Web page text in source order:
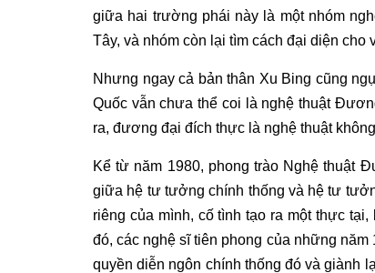
giữa hai trường phái này là một nhóm
Tây, và nhóm còn lại tìm cách đại diện cho
Nhưng ngay cả bản thân Xu Bing cũng
Quốc vẫn chưa thể coi là nghệ thuật
ra, đương đại đích thực là nghệ thuật không
Kể từ năm 1980, phong trào Nghệ thuật
giữa hệ tư tưởng chính thống và hệ tư
riêng của mình, cố tình tạo ra một thực
đó, các nghệ sĩ tiên phong của những
quyền diễn ngôn chính thống đó và giành